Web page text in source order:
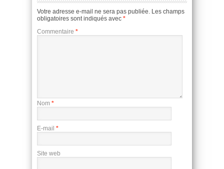
Votre adresse e-mail ne sera pas publiée. Les champs
obligatoires sont indiqués avec *
Commentaire *
Nom *
E-mail *
Site web